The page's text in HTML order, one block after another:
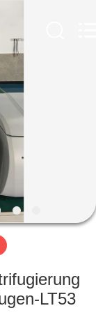
LT53